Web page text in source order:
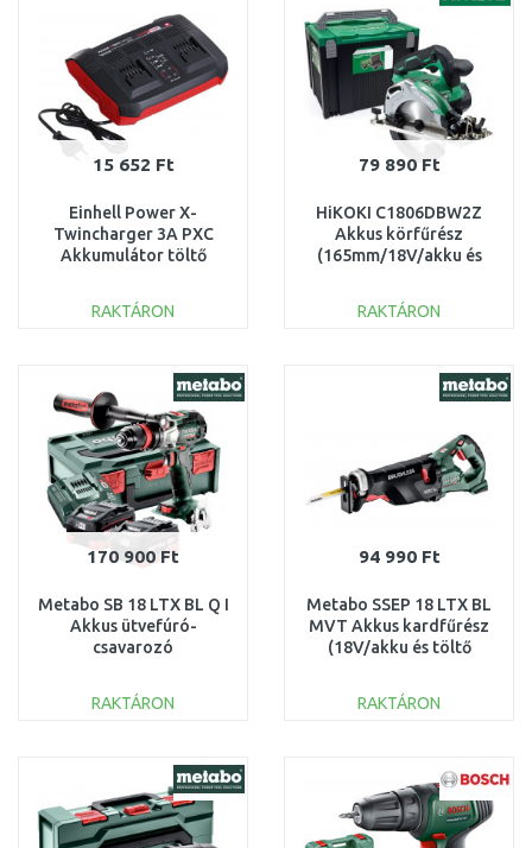
15 652 Ft
Einhell Power X-
Twincharger 3A PXC
Akkumulátor töltő
RAKTÁRON
Összehasonlítás
79 890 Ft
HiKOKI C1806DBW2Z
Akkus körfűrész
(165mm/18V/akku és
RAKTÁRON
Összehasonlítás
170 900 Ft
Metabo SB 18 LTX BL Q I
Akkus ütvefúró-
csavarozó
MetaBOX 602361660
RAKTÁRON
Összehasonlítás
94 990 Ft
Metabo SSEP 18 LTX BL
MVT Akkus kardfűrész
(18V/akku és töltő
RAKTÁRON
Összehasonlítás